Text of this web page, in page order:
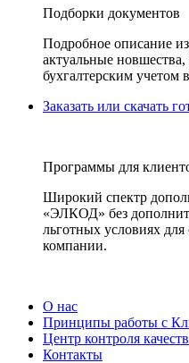
Подборки документов
Подробное описание
актуальные
бухгалтерским учетом
Заказать или скачать
Программы для
Широкий спектр
«ЭЛКОД» без
льготных условиях
компании.
О нас
Принципы работы с
Центр контроля
Контакты